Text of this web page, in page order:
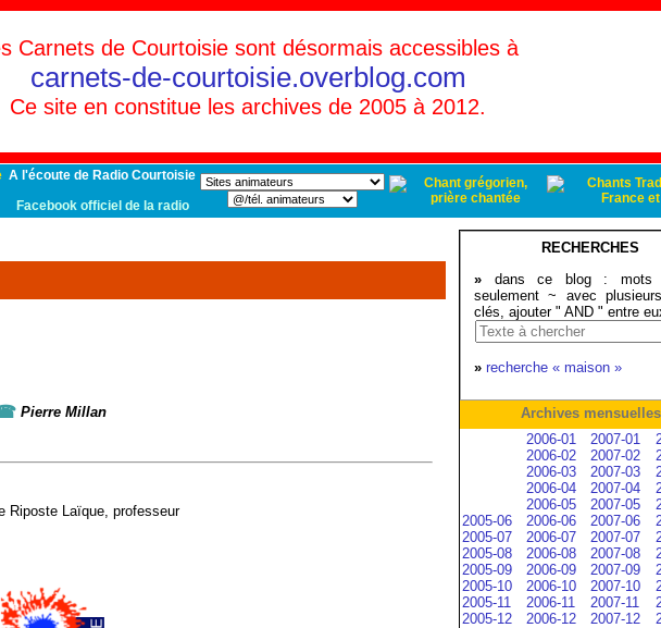
Carnets de Courtoisie sont désormais accessibles à
carnets-de-courtoisie.overblog.com
Ce site en constitue les archives de 2005 à 2012.
A l'écoute de Radio Courtoisie
Facebook officiel de la radio
Pierre Millan
Riposte Laïque, professeur
RECHERCHES
» dans ce blog : mots
seulement ~ avec
clés, ajouter " AND " entre
» recherche « maison »
Archives mensuelles
2005-06
2005-07
2005-08
2005-09
2005-10
2005-11
2005-12
2006-01
2006-02
2006-03
2006-04
2006-05
2006-06
2006-07
2006-08
2006-09
2006-10
2006-11
2006-12
2007-01
2007-02
2007-03
2007-04
2007-05
2007-06
2007-07
2007-08
2007-09
2007-10
2007-11
2007-12